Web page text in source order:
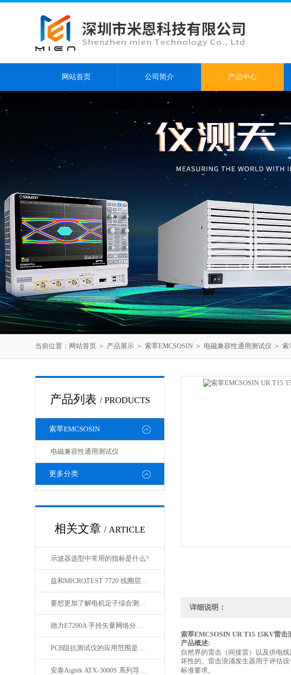
网站首页 公司简介 产品中心
当前位置： 网站首页 ＞ 产品展示 ＞ 索莘EMCSOSIN ＞ 电磁兼容性通用测试仪 ＞
产品列表 / PRODUCTS
索莘EMCSOSIN
电磁兼容性通用测试仪
更多分类
相关文章 / ARTICLE
示波器选型中常用的指标是什么?
益和MICROTEST 7720 线圈层间短路测试仪
要想更加了解电机定子综合测试仪以下几点不可少！
德力E7200A 手持矢量网络分析仪（300kHz-3GHz）
PCB阻抗测试仪的应用范围是非常广泛的
安泰Aigtek ATX-3000S 系列导通线束测试仪
详细说明：
索莘EMCSOSIN UR T15 15KV雷击
产品概述:
自然界的雷击（间接雷）以及供电
坏性的。雷击浪涌发生器用于评估
标准要求。